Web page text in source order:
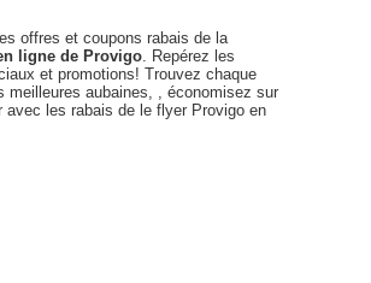
offres et coupons rabais de la
ligne de Provigo. Repérez les
et promotions! Trouvez chaque
meilleures aubaines, , économisez sur
avec les rabais de le flyer Provigo en